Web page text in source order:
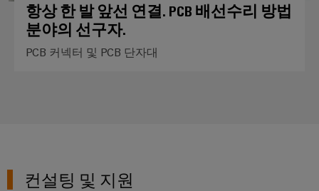
항상 한 발 앞선 연결. PCB 배선수리 방법
분야의 선구자.
PCB 커넥터 및 PCB 단자대
컨설팅 및 지원